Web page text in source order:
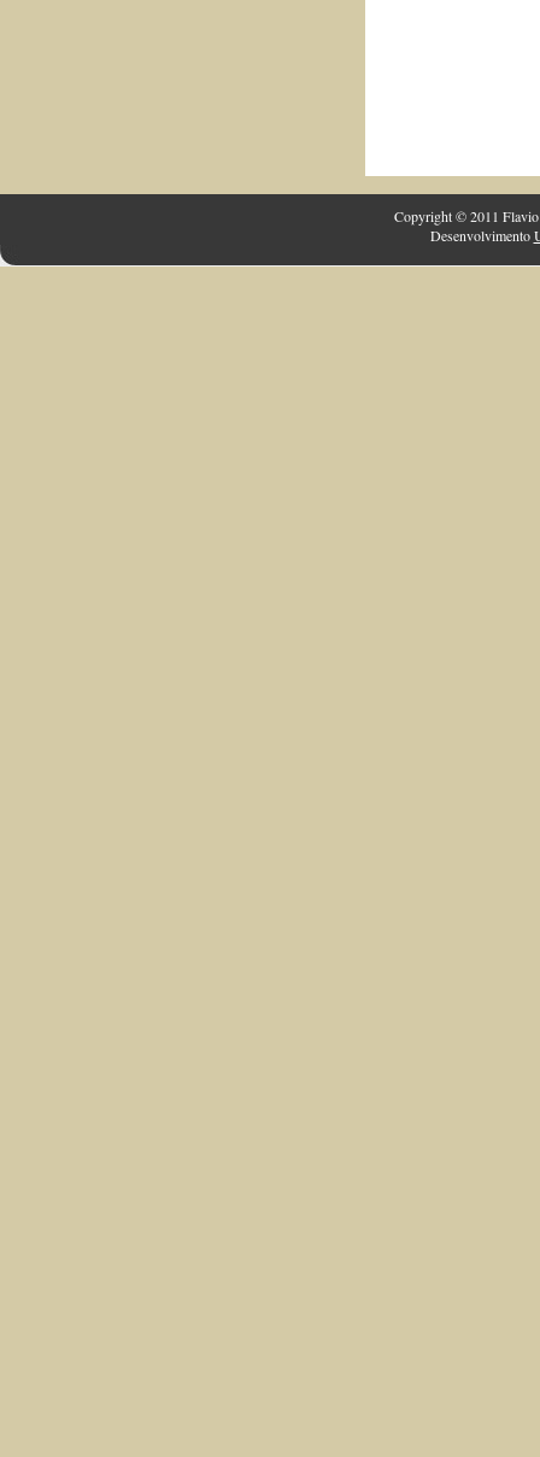
Copyright © 2011 Flavio
Desenvolvimento